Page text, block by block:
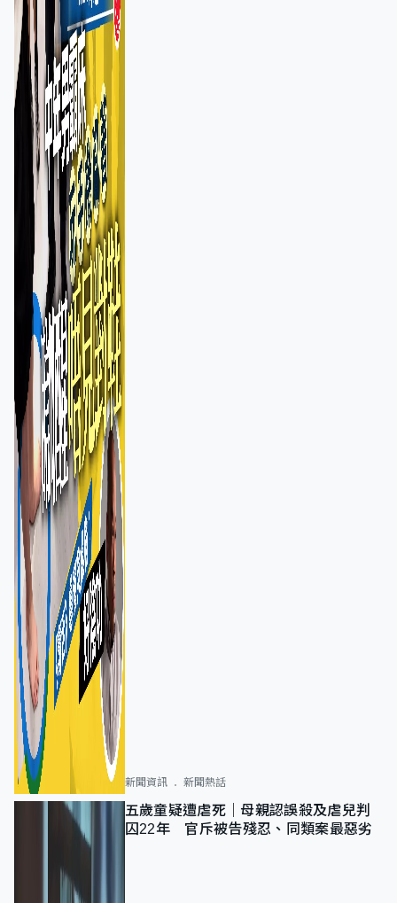
新聞資訊 新聞熱話
五歲童疑遭虐死｜母親認誤殺及虐兒判
囚22年 官斥被告殘忍、同類案最惡劣